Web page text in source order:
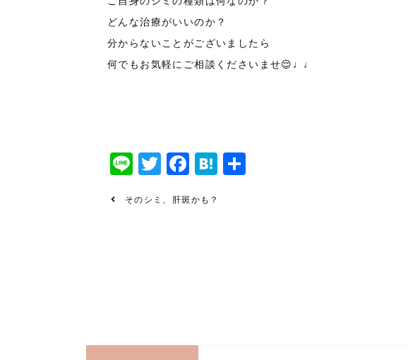
どんな治療がいいのか？
分からないことがございましたら
何でもお気軽にご相談くださいませ😌 ♩♩
LineTwitter
Facebook
Hatena
そのシミ、肝斑かも？